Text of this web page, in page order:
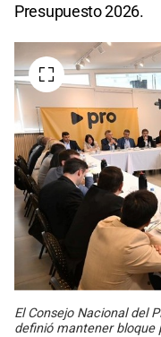
Presupuesto 2026.
El Consejo Nacional del
definió mantener bloque